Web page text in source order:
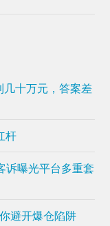
几十万元，答案差
杆
诉曝光平台多重套
避开爆仓陷阱